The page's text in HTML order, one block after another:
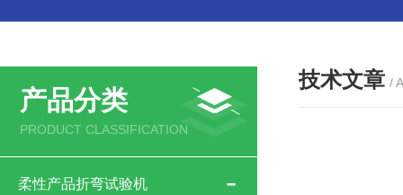
产品分类
PRODUCT CLASSIFICATION
柔性产品折弯试验机
技术文章 /